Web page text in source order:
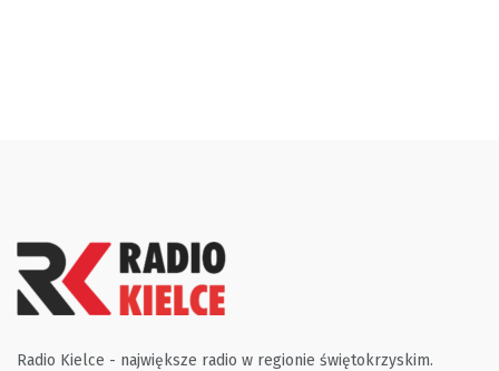
Radio Kielce - największe radio w regionie świętokrzyskim.